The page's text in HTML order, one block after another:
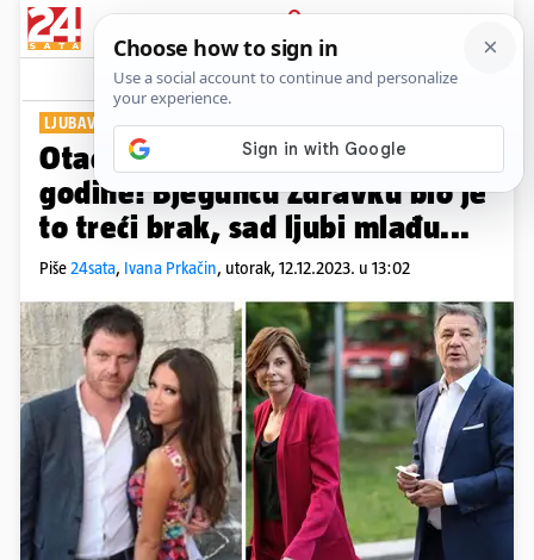
PRIJAVA
Show Komentari
LJUBAVNI KRAHOVI
Otac i sin Mamić razvode se iste
godine! Bjeguncu Zdravku bio je
to treći brak, sad ljubi mlađu...
Piše24sata, Ivana Prkačin, utorak, 12.12.2023. u 13:02